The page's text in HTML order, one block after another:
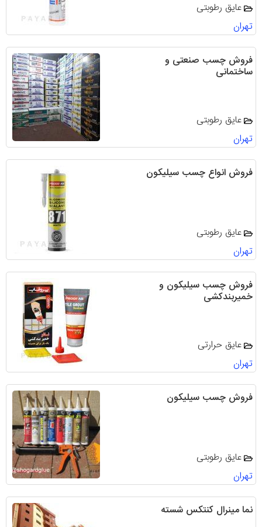
عایق رطوبتی
تهران
فروش چسب‌ صنعتی و
ساختمانی
عایق رطوبتی
تهران
فروش انواع چسب سیلیکون
عایق رطوبتی
تهران
فروش چسب سیلیکون و
خمیربندکشی
عایق حرارتی
تهران
فروش چسب سیلیکون
عایق رطوبتی
تهران
نما مینرال کنتکس شسته